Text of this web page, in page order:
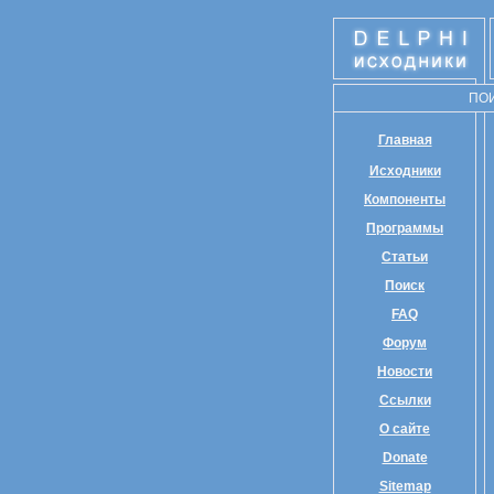
Главная
Исходники
Компоненты
Программы
Статьи
Поиск
FAQ
Форум
Новости
Ссылки
О сайте
Donate
Sitemap